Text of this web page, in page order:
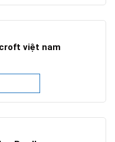
việt nam